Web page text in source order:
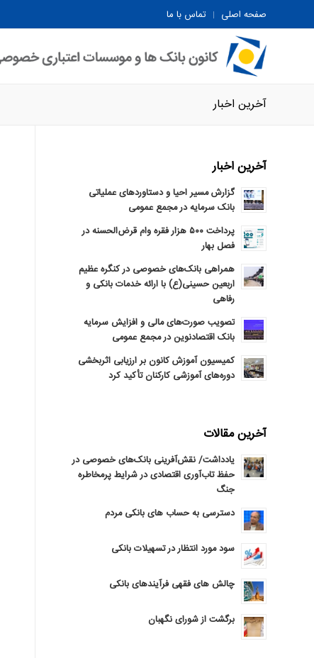
صفحه اصلی تماس با ما
آخرین اخبار
آخرین اخبار
گزارش مسیر احیا و دستاوردهای عملیاتی
بانک سرمایه در مجمع عمومی
پرداخت ۵۰۰ هزار فقره وام قرض‌الحسنه در
فصل بهار
همراهی بانک‌های خصوصی در کنگره عظیم
اربعین حسینی(ع) با ارائه خدمات بانکی و
رفاهی
تصویب صورت‌های مالی و افزایش سرمایه
بانک اقتصادنوین در مجمع عمومی
کمیسیون آموزش کانون بر ارزیابی اثربخشی
دوره‌های آموزشی کارکنان تأکید کرد
آخرین مقالات
یادداشت/ نقش‌آفرینی بانک‌های خصوصی در
حفظ تاب‌آوری اقتصادی در شرایط پرمخاطره
جنگ
دسترسی به حساب های بانکی مردم
سود مورد انتظار در تسهیلات بانکی
چالش های فقهی فرآیندهای بانکی
برگشت از شورای نگهبان